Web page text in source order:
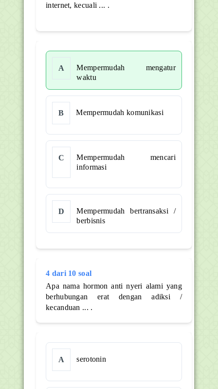
internet, kecuali ... .
A
Mempermudah mengatur
waktu
B Mempermudah komunikasi
C
Mempermudah mencari
informasi
D
Mempermudah bertransaksi /
berbisnis
4 dari 10 soal
Apa nama hormon anti nyeri alami yang
berhubungan erat dengan adiksi /
kecanduan ... .
A serotonin